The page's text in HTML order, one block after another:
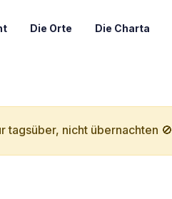
Die Orte Die Charta
tagsüber, nicht übernachten 🚫